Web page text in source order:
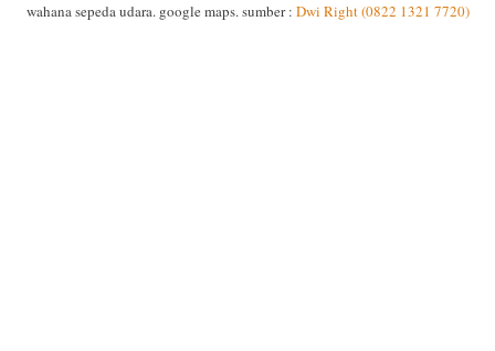
wahana sepeda udara. google maps. sumber : Dwi Right (0822 1321 7720)